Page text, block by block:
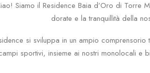
Siamo il Residence Baia d’Oro di Torre
dorate e la tranquillità della
si sviluppa in un ampio
sportivi, insieme ai nostri monolocali e